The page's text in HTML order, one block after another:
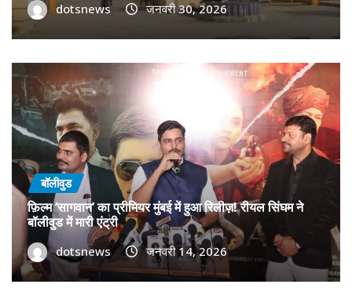
dotsnews जनवरी 30, 2026
बॉलीवुड
फ़िल्म ‘सागवान’ का प्रीमियर मुंबई में हुआ रिलीज़! रीयल सिंघम ने
बॉलीवुड में मारी एंट्री
dotsnews जनवरी 14, 2026